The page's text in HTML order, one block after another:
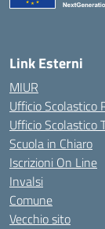
Link Esterni
MIUR
Ufficio Scolastico
Ufficio Scolastico
Scuola in Chiaro
Iscrizioni On Line
Invalsi
Comune
Vecchio sito